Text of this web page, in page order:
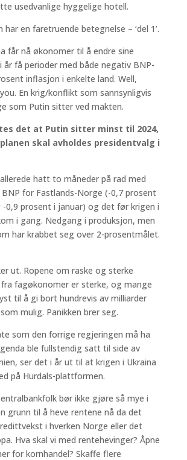
usedvanlige hyggelige hotell.
har en faretruende betegnelse – ‘del 1’.
får nå økonomer til å endre sine
år få perioder med både negativ BNP-
inflasjon i enkelte land. Well,
En krig/konflikt som sannsynligvis
som Putin sitter ved makten.
det at Putin sitter minst til 2024,
skal avholdes presidentvalg i
hatt to måneder på rad med
for Fastlands-Norge (-0,7 prosent
-0,9 prosent i januar) og det før krigen i
i gang. Nedgang i produksjon, men
har krabbet seg over 2-prosentmålet.
ut. Ropene om raske og sterke
fagøkonomer er sterke, og mange
til å gi bort hundrevis av milliarder
mulig. Panikken brer seg.
som den forrige regjeringen må ha
ble fullstendig satt til side av
ser det i år ut til at krigen i Ukraina
på Hurdals-plattformen.
bør ikke gjøre så mye i
grunn til å heve rentene nå da det
i hverken Norge eller det
Hva skal vi med rentehevinger? Åpne
for kornhandel? Skaffe flere